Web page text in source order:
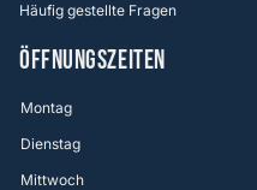
Häufig gestellte Fragen
ÖFFNUNGSZEITEN
Montag
Dienstag
Mittwoch